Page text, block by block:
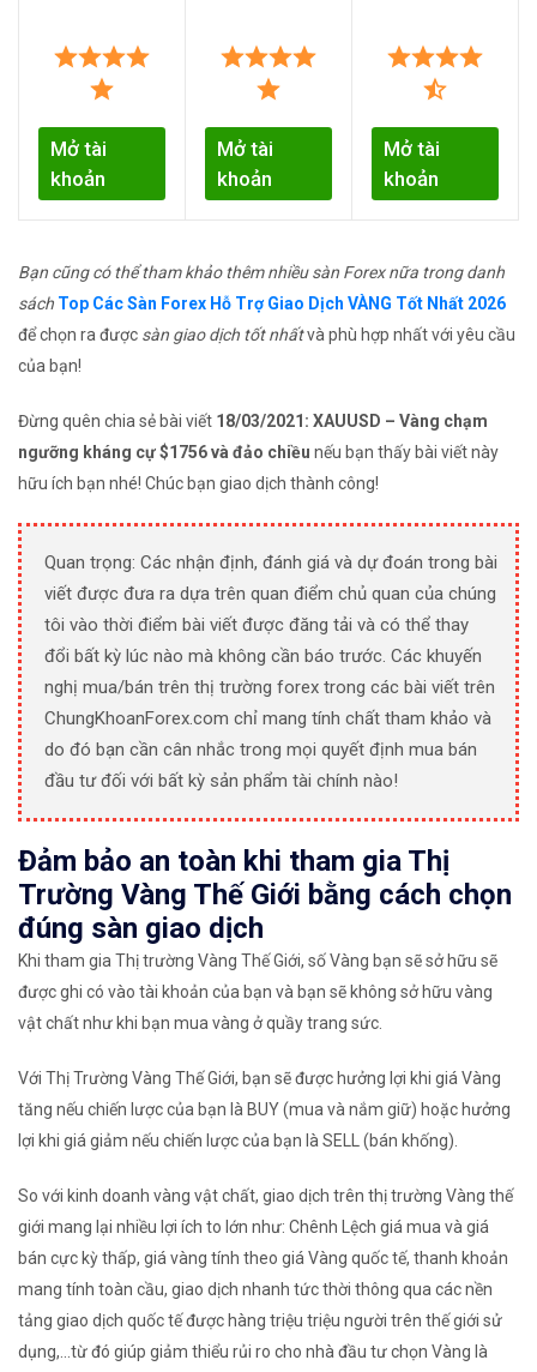
Mở tài
khoản
Mở tài
khoản
Mở tài
khoản
Bạn cũng có thể tham khảo thêm nhiều sàn Forex nữa trong danh
sách Top Các Sàn Forex Hỗ Trợ Giao Dịch VÀNG Tốt Nhất 2026
để chọn ra được sàn giao dịch tốt nhấtvà phù hợp nhất với yêu cầu
của bạn!
Đừng quên chia sẻ bài viết 18/03/2021: XAUUSD – Vàng chạm
ngưỡng kháng cự $1756 và đảo chiều nếu bạn thấy bài viết này
hữu ích bạn nhé! Chúc bạn giao dịch thành công!
Quan trọng: Các nhận định, đánh giá và dự đoán trong bài
viết được đưa ra dựa trên quan điểm chủ quan của chúng
tôi vào thời điểm bài viết được đăng tải và có thể thay
đổi bất kỳ lúc nào mà không cần báo trước. Các khuyến
nghị mua/bán trên thị trường forex trong các bài viết trên
ChungKhoanForex.com chỉ mang tính chất tham khảo và
do đó bạn cần cân nhắc trong mọi quyết định mua bán
đầu tư đối với bất kỳ sản phẩm tài chính nào!
Đảm bảo an toàn khi tham gia Thị
Trường Vàng Thế Giới bằng cách chọn
đúng sàn giao dịch
Khi tham gia Thị trường Vàng Thế Giới, số Vàng bạn sẽ sở hữu sẽ
được ghi có vào tài khoản của bạn và bạn sẽ không sở hữu vàng
vật chất như khi bạn mua vàng ở quầy trang sức.
Với Thị Trường Vàng Thế Giới, bạn sẽ được hưởng lợi khi giá Vàng
tăng nếu chiến lược của bạn là BUY (mua và nắm giữ) hoặc hưởng
lợi khi giá giảm nếu chiến lược của bạn là SELL (bán khống).
So với kinh doanh vàng vật chất, giao dịch trên thị trường Vàng thế
giới mang lại nhiều lợi ích to lớn như: Chênh Lệch giá mua và giá
bán cực kỳ thấp, giá vàng tính theo giá Vàng quốc tế, thanh khoản
mang tính toàn cầu, giao dịch nhanh tức thời thông qua các nền
tảng giao dịch quốc tế được hàng triệu triệu người trên thế giới sử
dụng,...từ đó giúp giảm thiểu rủi ro cho nhà đầu tư chọn Vàng là